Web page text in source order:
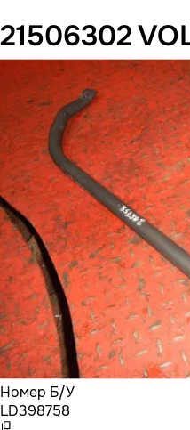
21506302
Номер Б/У
LD398758